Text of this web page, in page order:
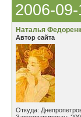
2006-
Наталья
Автор сайта
Откуда: